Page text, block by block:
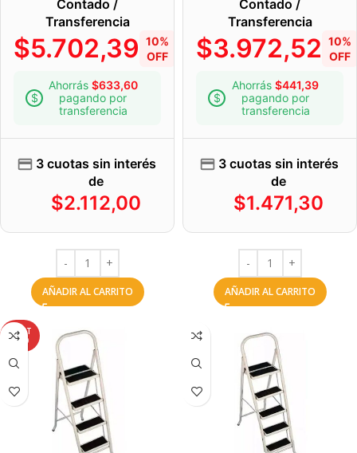
Contado /
Transferencia
$5.702,39 10%
OFF
Ahorrás $633,60
pagando por
transferencia
3 cuotas sin interés
de
$2.112,00
AÑADIR AL CARRITO
Contado /
Transferencia
$3.972,52 10%
OFF
Ahorrás $441,39
pagando por
transferencia
3 cuotas sin interés
de
$1.471,30
AÑADIR AL CARRITO
AGOT
ADO